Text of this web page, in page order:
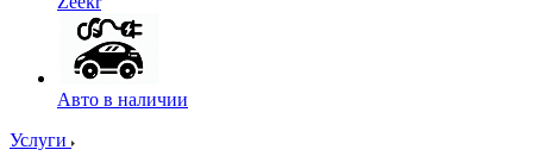
Авто в наличии
Услуги